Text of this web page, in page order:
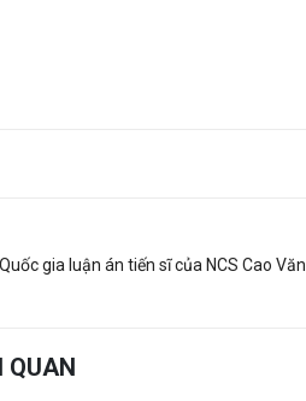
gia luận án tiến sĩ của NCS Cao Văn
QUAN